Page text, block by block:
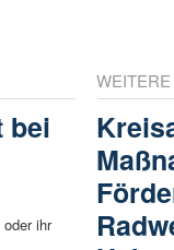
bei
ihr